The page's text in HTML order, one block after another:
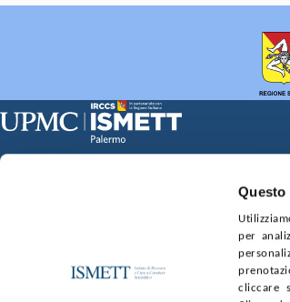
per
cliccare
Sede Clinica:
Sede